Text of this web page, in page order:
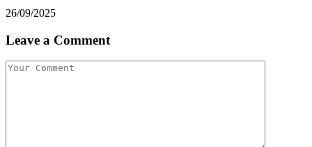
26/09/2025
Leave a Comment